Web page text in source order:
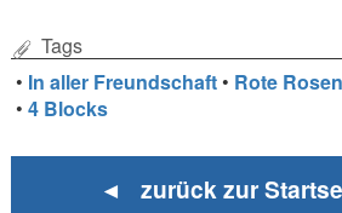
Tags
• In aller Freundschaft • Rote Rosen
•4 Blocks
◄ zurück zur